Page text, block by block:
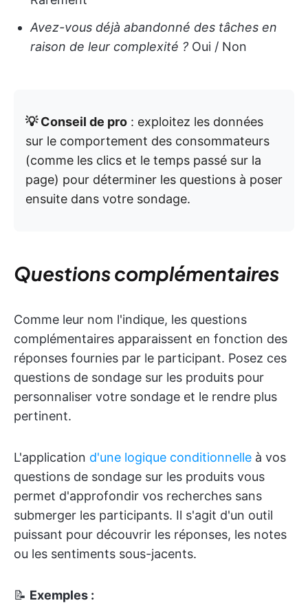
Avez-vous déjà abandonné des tâches en
raison de leur complexité ? Oui / Non
💡 Conseil de pro : exploitez les données
sur le comportement des consommateurs
(comme les clics et le temps passé sur la
page) pour déterminer les questions à poser
ensuite dans votre sondage.
Questions complémentaires
Comme leur nom l'indique, les questions
complémentaires apparaissent en fonction des
réponses fournies par le participant. Posez ces
questions de sondage sur les produits pour
personnaliser votre sondage et le rendre plus
pertinent.
L'application d'une logique conditionnelle à vos
questions de sondage sur les produits vous
permet d'approfondir vos recherches sans
submerger les participants. Il s'agit d'un outil
puissant pour découvrir les réponses, les notes
ou les sentiments sous-jacents.
📝 Exemples :